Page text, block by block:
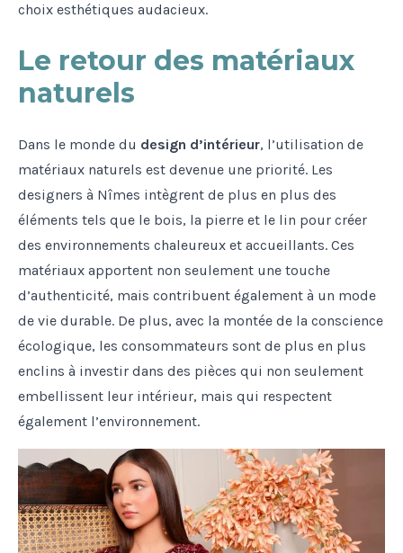
choix esthétiques audacieux.
Le retour des matériaux
naturels
Dans le monde du design d’intérieur, l’utilisation de
matériaux naturels est devenue une priorité. Les
designers à Nîmes intègrent de plus en plus des
éléments tels que le bois, la pierre et le lin pour créer
des environnements chaleureux et accueillants. Ces
matériaux apportent non seulement une touche
d’authenticité, mais contribuent également à un mode
de vie durable. De plus, avec la montée de la conscience
écologique, les consommateurs sont de plus en plus
enclins à investir dans des pièces qui non seulement
embellissent leur intérieur, mais qui respectent
également l’environnement.